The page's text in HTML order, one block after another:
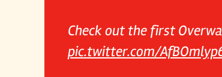
Check out the first
pic.twitter.com/